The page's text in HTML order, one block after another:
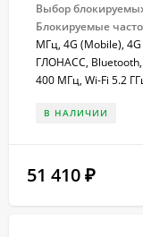
Выбор
Блокируемые
МГц, 4G (Mobile), 4G
ГЛОНАСС, Bluetooth,
400 МГц, Wi-Fi 5.2
В НАЛИЧИИ
51 410 ₽